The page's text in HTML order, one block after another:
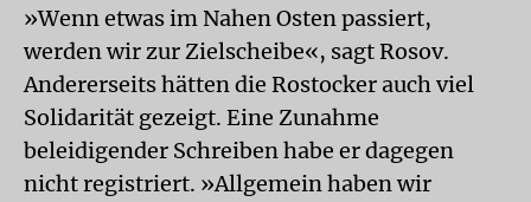
»Wenn etwas im Nahen Osten passiert,
werden wir zur Zielscheibe«, sagt Rosov.
Andererseits hätten die Rostocker auch viel
Solidarität gezeigt. Eine Zunahme
beleidigender Schreiben habe er dagegen
nicht registriert. »Allgemein haben wir